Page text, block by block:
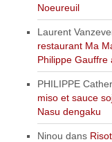
Noeureuil
Laurent
restaurant Ma
Philippe Gauffre
PHILIPPE
miso et sauce
Nasu dengaku
Ninou dans